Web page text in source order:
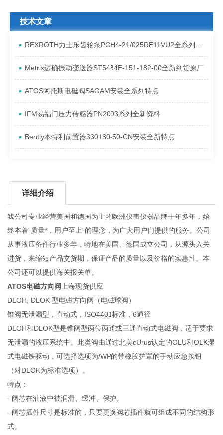
技术文章
REXROTH力士乐齿轮泵PGH4-21/025RE11VU2全系列发货原理
Metrix迈确振动变送器ST5484E-151-182-00全新到货原厂
ATOS阿托斯电磁阀SAGAM安装全系列特点
IFM易福门压力传感器PN2093系列全新资料
Bently本特利前置器330180-50-CN安装全新特点
详细介绍
我公司专业经营美国和德国为主的欧洲仪表仪器品牌十年多年，始
终本着“质量*，用户至上”的理念，为广大用户们提供的服务。公司
从事液压备件行业多年，特地在美国、德国成立公司，从源头入关
进货，来缩短产品交货期，保证产品的质量以及价格的实惠性。本
公司还可以提供海关报关单。
ATOS电磁方向阀 上海现货供应
DLOH, DLOK 型电磁方向阀（电磁球阀）
锥阀无泄漏型，直动式，ISO4401标准，6通径
DLOH和DLOK型是锥阀型两位两通或三通直动式电磁阀，适于要求
无泄漏的液压系统中。此类阀由通过北美cUrus认定的OLU和OLK湿
式电磁铁驱动，可选择选项为/WP的带橡胶护罩的手动应急按钮
（对DLOK为标准选项）。
特点：
- 阀芯在油液中被润滑、缓冲、保护。
- 阀芯插件尺寸是标准的，只要更换阀芯插件就可组成不同的结构形
式。